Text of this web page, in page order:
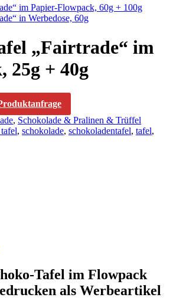
im Papier-Flowpack, 60g + 100g
in Werbedose, 60g
„Fairtrade“ im
25g + 40g
, Schokolade & Pralinen & Trüffel
, schokolade, schokoladentafel, tafel,
Tafel im Flowpack
als Werbeartikel